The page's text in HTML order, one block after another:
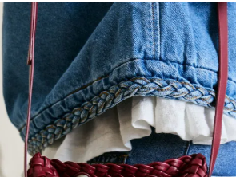
4.
gamulan
5.
botas
6.
botin
7.
cafe
8.
collar
9.
aros